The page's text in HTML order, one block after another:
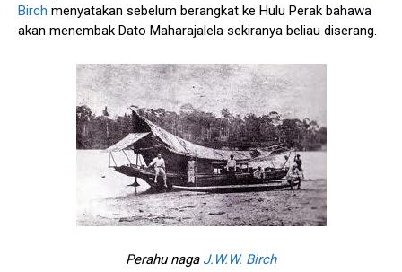
Birch menyatakan sebelum berangkat ke Hulu Perak bahawa
akan menembak Dato Maharajalela sekiranya beliau diserang.
Perahu naga J.W.W. Birch